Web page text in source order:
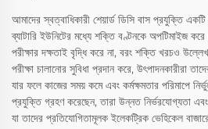
আমাদের স্বত্বাধিকারী শেয়ার্ড ডিসি বাস প্রযুক্তি
ব্যাটারি ইউনিটের মধ্যে শক্তি বণ্টনকে অপটিমাইজ
পরীক্ষার দক্ষতাই বৃদ্ধি করে না, বরং শক্তি খরচও
পরীক্ষা চালানোর সুবিধা প্রদান করে, উৎপাদনকারীরা
যার ফলে কাজের সময় কমে এবং কর্মক্ষমতার পরিমাপে
প্রযুক্তি গ্রহণ করেছেন, তারা উন্নত নির্ভরযোগ্যতা
যা তাদের প্রতিযোগিতামূলক ইলেকট্রিক ভেহিকেল